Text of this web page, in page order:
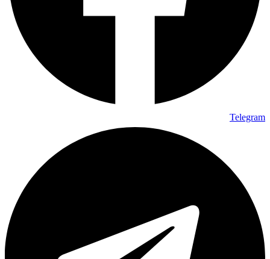
Telegram